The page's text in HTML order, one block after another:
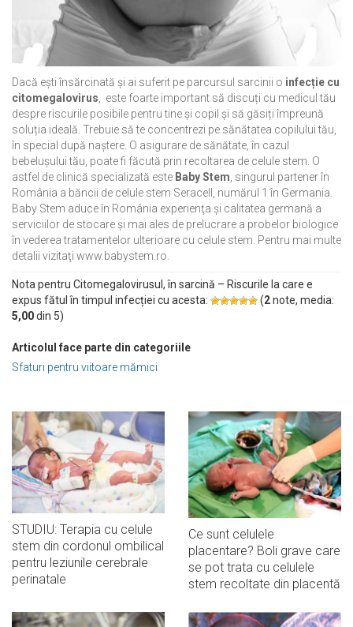
Dacă eşti însărcinată şi ai suferit pe parcursul sarcinii o infecție cu
citomegalovirus , este foarte important să discuți cu medicul tău
despre riscurile posibile pentru tine și copil și să găsiți împreună
soluția ideală. Trebuie să te concentrezi pe sănătatea copilului tău,
în special după naştere. O asigurare de sănătate, în cazul
bebeluşului tău, poate fi făcută prin recoltarea de celule stem. O
astfel de clinică specializată este Baby Stem , singurul partener în
România a băncii de celule stem Seracell, numărul 1 în Germania.
Baby Stem aduce în România experienţa şi calitatea germană a
serviciilor de stocare şi mai ales de prelucrare a probelor biologice
în vederea tratamentelor ulterioare cu celule stem. Pentru mai multe
detalii vizitaţi www.babystem.ro.
Nota pentru Citomegalovirusul, în sarcină – Riscurile la care e
expus fătul în timpul infecției cu acesta:
(2note, media:
5,00din 5)
Articolul face parte din categoriile
Sfaturi pentru viitoare mămici
STUDIU: Terapia cu celule
stem din cordonul ombilical
pentru leziunile cerebrale
perinatale
Ce sunt celulele
placentare? Boli grave care
se pot trata cu celulele
stem recoltate din placentă